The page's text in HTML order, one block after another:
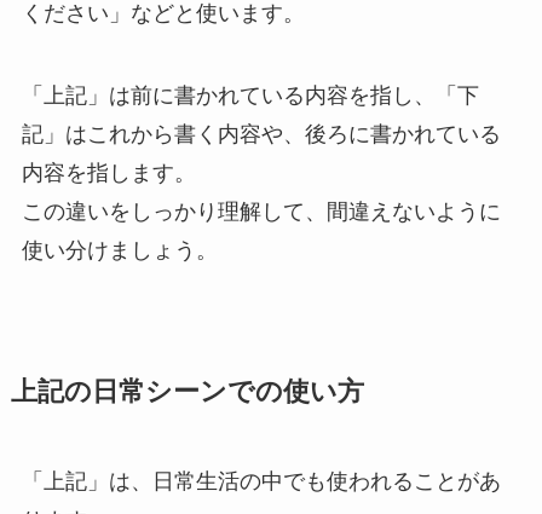
ください」などと使います。
「上記」は前に書かれている内容を指し、「下
記」はこれから書く内容や、後ろに書かれている
内容を指します。
この違いをしっかり理解して、間違えないように
使い分けましょう。
上記の日常シーンでの使い方
「上記」は、日常生活の中でも使われることがあ